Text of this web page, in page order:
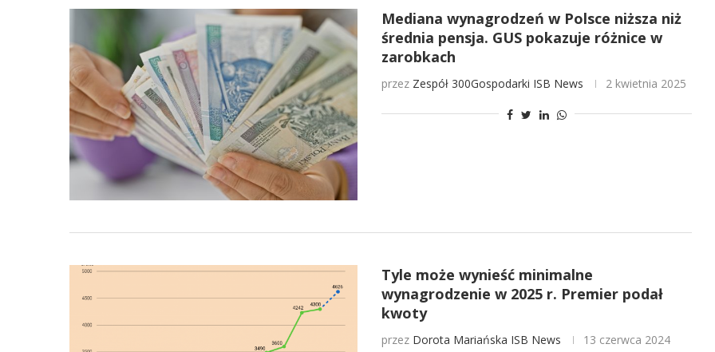
Mediana wynagrodzeń w Polsce niższa niż
średnia pensja. GUS pokazuje różnice w
zarobkach
przez Zespół 300Gospodarki ISB News 2 kwietnia 2025
Tyle może wynieść minimalne
wynagrodzenie w 2025 r. Premier podał
kwoty
przez Dorota Mariańska ISB News 13 czerwca 2024